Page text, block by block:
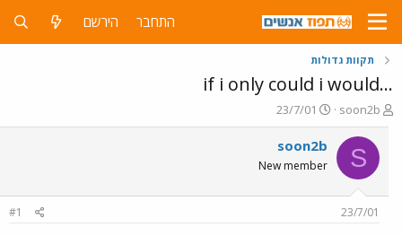
התחבר הירשם
תקוות גדולות
...if i only could i would
פ
ו
ת
ח
ה
ש
soon2b
פ
ו
ר
ס
ם
23/7/01
S
soon2b
New member
23/7/01
#1